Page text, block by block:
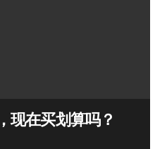
现在买划算吗？